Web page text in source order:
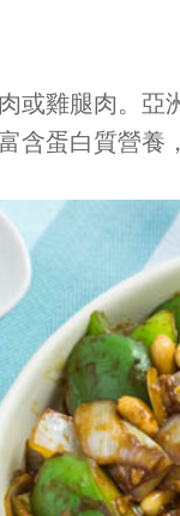
或雞腿肉。亞
含蛋白質營養